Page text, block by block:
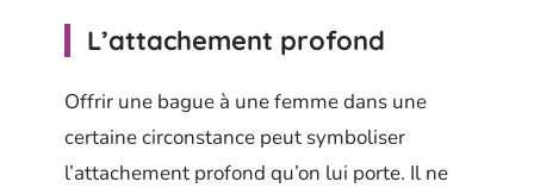
L’attachement profond
Offrir une bague à une femme dans une
certaine circonstance peut symboliser
l’attachement profond qu’on lui porte. Il ne